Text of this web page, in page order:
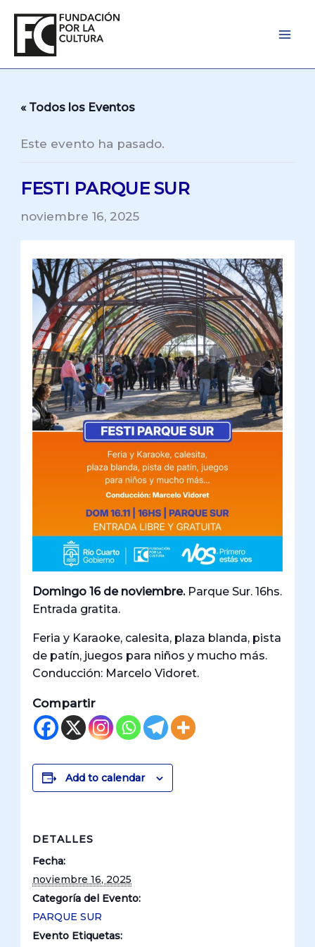
contenido
« Todos los Eventos
Este evento ha pasado.
FESTI PARQUE SUR
noviembre 16, 2025
Domingo 16 de noviembre.Parque Sur. 16hs.
Entrada gratita.
Feria y Karaoke, calesita, plaza blanda, pista
de patín, juegos para niños y mucho más.
Conducción: Marcelo Vidoret.
Compartir
Add to calendar
DETALLES
Fecha:
noviembre 16, 2025
Categoría del Evento:
PARQUE SUR
Evento Etiquetas: